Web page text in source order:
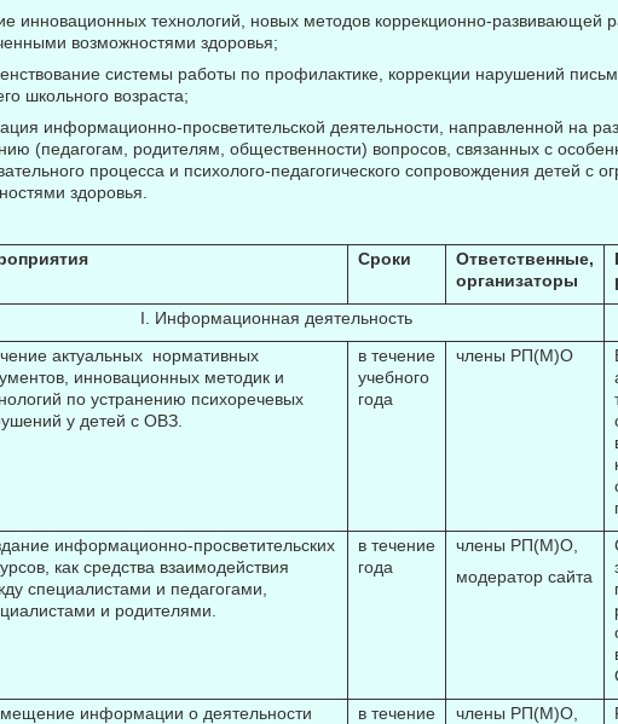
инновационных технологий, новых методов коррекционно-развивающей
возможностями здоровья;
системы работы по профилактике, коррекции нарушений
школьного возраста;
информационно-просветительской деятельности, направленной на
(педагогам, родителям, общественности) вопросов, связанных с
процесса и психолого-педагогического сопровождения детей с
здоровья.
Сроки
Ответственные,
организаторы
деятельность
актуальных нормативных
инновационных методик и
по устранению психоречевых
у детей с ОВЗ.
в течение
учебного
года
члены РП(М)О
информационно-просветительских
как средства взаимодействия
специалистами и педагогами,
и родителями.
в течение
года
члены РП(М)О,
модератор сайта
информации о деятельности
в течение
члены РП(М)О,